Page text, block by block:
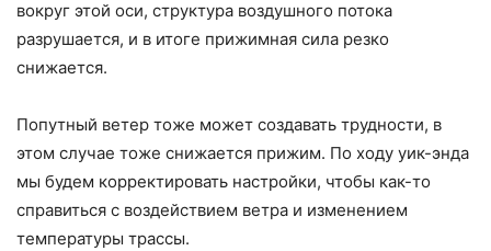
вокруг этой оси, структура воздушного потока
разрушается, и в итоге прижимная сила резко
снижается.
Попутный ветер тоже может создавать трудности, в
этом случае тоже снижается прижим. По ходу уик-энда
мы будем корректировать настройки, чтобы как-то
справиться с воздействием ветра и изменением
температуры трассы.